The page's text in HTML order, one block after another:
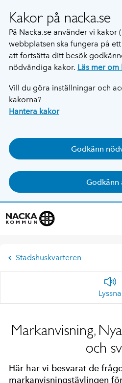
Kakor på nacka.se
På Nacka.se använder vi kakor
webbplatsen ska fungera på
att fortsätta ditt besök
nödvändiga kakor. Läs mer om
Vill du göra inställningar och
kakorna?
Hantera kakor
Godkänn
Godkänn
Stadshuskvarteren
Lyssna
Markanvisning,
och
Här har vi besvarat de
markanvisningstävlingen